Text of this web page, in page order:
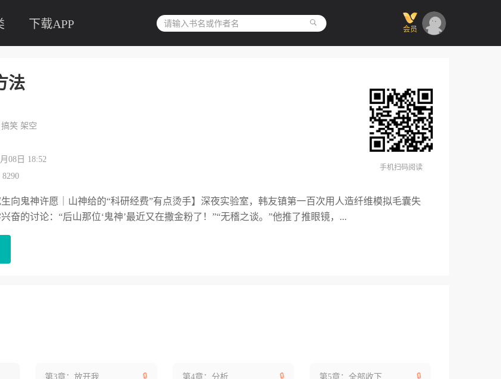
下载APP 会员
法
笑 架空
08日 18:52
生向鬼神许愿｜山神给的“科研经费”有点烫手】深夜实验室，韩友镇第一百次用人造纤维模拟毛囊失
奋的讨论：“后山那位‘鬼神’最近又在撒金粉了！”“无稽之谈。”他推了推眼镜，...
手机扫码阅读
第3章：放开我 🔒 第4章：分析 🔒 第5章：全部收下 🔒